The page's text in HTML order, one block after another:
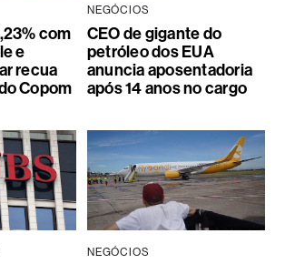
com
e
recua
Copom
NEGÓCIOS
CEO de gigante do
petróleo dos EUA
anuncia aposentadoria
após 14 anos no cargo
NEGÓCIOS